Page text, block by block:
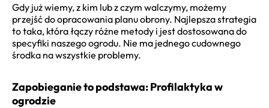
Gdy już wiemy, z kim lub z czym walczymy, możemy
przejść do opracowania planu obrony. Najlepsza strategia
to taka, która łączy różne metody i jest dostosowana do
specyfiki naszego ogrodu. Nie ma jednego cudownego
środka na wszystkie problemy.
Zapobieganie to podstawa: Profilaktyka w
ogrodzie